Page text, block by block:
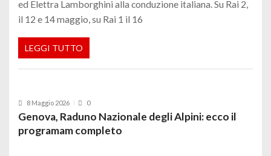
ed Elettra Lamborghini alla conduzione italiana. Su Rai 2,
il 12 e 14 maggio, su Rai 1 il 16
LEGGI TUTTO
8 Maggio 2026 0
Genova, Raduno Nazionale degli Alpini: ecco il
programam completo